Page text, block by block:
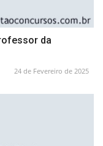
da
24 de Fevereiro de 2025